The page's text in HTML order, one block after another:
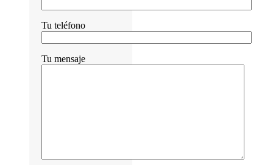
Tu teléfono
Tu mensaje